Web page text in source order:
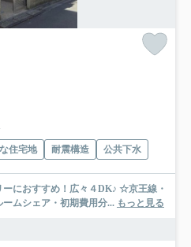
住宅地 耐震構造 公共下水
におすすめ！広々４DK♪ ☆京王線・
ムシェア・初期費用分... もっと見る